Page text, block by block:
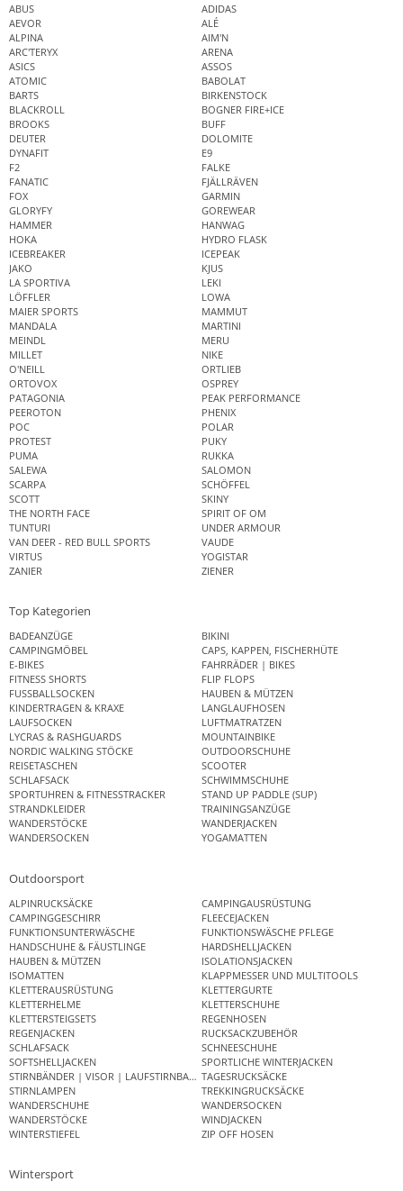
ABUS
ADIDAS
AEVOR
ALÉ
ALPINA
AIM'N
ARC'TERYX
ARENA
ASICS
ASSOS
ATOMIC
BABOLAT
BARTS
BIRKENSTOCK
BLACKROLL
BOGNER FIRE+ICE
BROOKS
BUFF
DEUTER
DOLOMITE
DYNAFIT
E9
F2
FALKE
FANATIC
FJÄLLRÄVEN
FOX
GARMIN
GLORYFY
GOREWEAR
HAMMER
HANWAG
HOKA
HYDRO FLASK
ICEBREAKER
ICEPEAK
JAKO
KJUS
LA SPORTIVA
LEKI
LÖFFLER
LOWA
MAIER SPORTS
MAMMUT
MANDALA
MARTINI
MEINDL
MERU
MILLET
NIKE
O'NEILL
ORTLIEB
ORTOVOX
OSPREY
PATAGONIA
PEAK PERFORMANCE
PEEROTON
PHENIX
POC
POLAR
PROTEST
PUKY
PUMA
RUKKA
SALEWA
SALOMON
SCARPA
SCHÖFFEL
SCOTT
SKINY
THE NORTH FACE
SPIRIT OF OM
TUNTURI
UNDER ARMOUR
VAN DEER - RED BULL SPORTS
VAUDE
VIRTUS
YOGISTAR
ZANIER
ZIENER
Top Kategorien
BADEANZÜGE
BIKINI
CAMPINGMÖBEL
CAPS, KAPPEN, FISCHERHÜTE
E-BIKES
FAHRRÄDER | BIKES
FITNESS SHORTS
FLIP FLOPS
FUSSBALLSOCKEN
HAUBEN & MÜTZEN
KINDERTRAGEN & KRAXE
LANGLAUFHOSEN
LAUFSOCKEN
LUFTMATRATZEN
LYCRAS & RASHGUARDS
MOUNTAINBIKE
NORDIC WALKING STÖCKE
OUTDOORSCHUHE
REISETASCHEN
SCOOTER
SCHLAFSACK
SCHWIMMSCHUHE
SPORTUHREN & FITNESSTRACKER
STAND UP PADDLE (SUP)
STRANDKLEIDER
TRAININGSANZÜGE
WANDERSTÖCKE
WANDERJACKEN
WANDERSOCKEN
YOGAMATTEN
Outdoorsport
ALPINRUCKSÄCKE
CAMPINGAUSRÜSTUNG
CAMPINGGESCHIRR
FLEECEJACKEN
FUNKTIONSUNTERWÄSCHE
FUNKTIONSWÄSCHE PFLEGE
HANDSCHUHE & FÄUSTLINGE
HARDSHELLJACKEN
HAUBEN & MÜTZEN
ISOLATIONSJACKEN
ISOMATTEN
KLAPPMESSER UND MULTITOOLS
KLETTERAUSRÜSTUNG
KLETTERGURTE
KLETTERHELME
KLETTERSCHUHE
KLETTERSTEIGSETS
REGENHOSEN
REGENJACKEN
RUCKSACKZUBEHÖR
SCHLAFSACK
SCHNEESCHUHE
SOFTSHELLJACKEN
SPORTLICHE WINTERJACKEN
STIRNBÄNDER | VISOR | LAUFSTIRNBANDTAGESRUCKSÄCKE
STIRNLAMPEN
TREKKINGRUCKSÄCKE
WANDERSCHUHE
WANDERSOCKEN
WANDERSTÖCKE
WINDJACKEN
WINTERSTIEFEL
ZIP OFF HOSEN
Wintersport